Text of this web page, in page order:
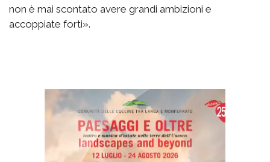
non è mai scontato avere grandi ambizioni e
accoppiate forti».